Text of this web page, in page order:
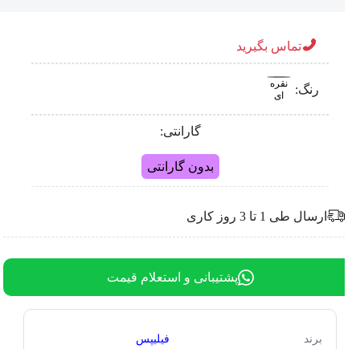
تماس بگیرید
رنگ:
نقره
ای
گارانتی:
بدون گارانتی
ارسال طی 1 تا 3 روز کاری
پشتیبانی و استعلام قیمت
برند فیلیپس